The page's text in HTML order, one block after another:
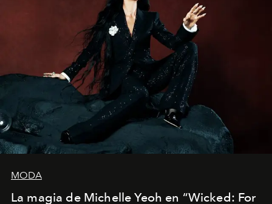
MODA
La magia de Michelle Yeoh en “Wicked: For